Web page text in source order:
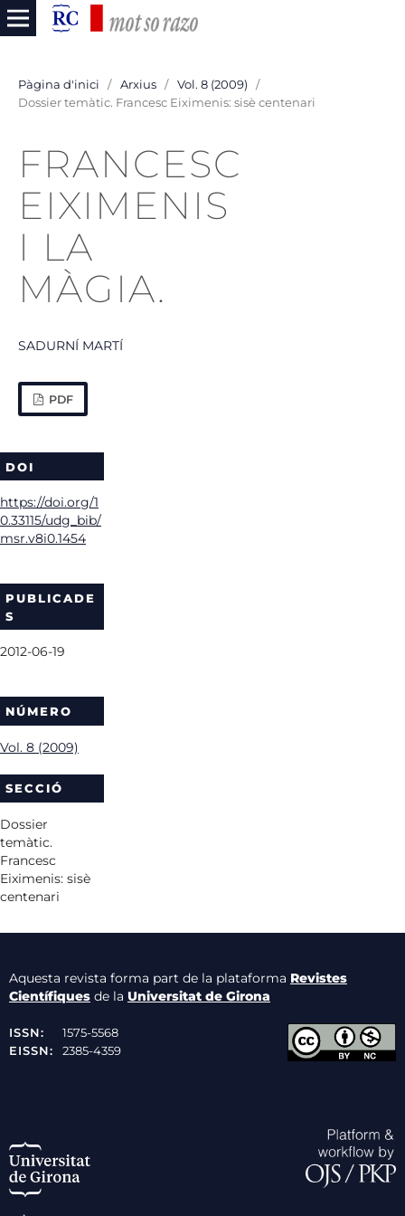
Pàgina d'inici / Arxius / Vol. 8 (2009)
/
Dossier temàtic. Francesc Eiximenis: sisè centenari
FRANCESC
EIXIMENIS
I LA
MÀGIA.
SADURNÍ MARTÍ
PDF
DOI
https://doi.org/1
0.33115/udg_bib/
msr.v8i0.1454
PUBLICADE
S
2012-06-19
NÚMERO
Vol. 8 (2009)
SECCIÓ
Dossier
temàtic.
Francesc
Eiximenis: sisè
centenari
Aquesta revista forma part de la plataforma Revistes
Científiquesde la Universitat de Girona
ISSN:
1575-5568
EISSN:
2385-4359